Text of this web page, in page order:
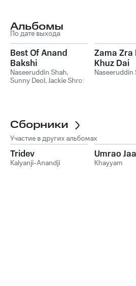
Альбомы
По дате выхода
Best Of Anand
Bakshi
Naseeruddin Shah,
Sunny Deol,Jackie Shroff
Zama
Khuz Dai
Naseeruddin
Сборники
Участие в других альбомах
Tridev
Kalyanji-Anandji
Umrao
Khayyam